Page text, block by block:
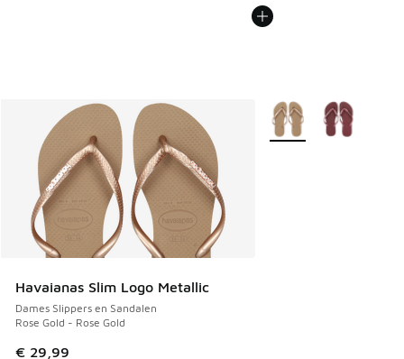
Havaianas Slim Logo Metallic
Dames Slippers en Sandalen
Rose Gold - Rose Gold
€ 29,99
Meer kleuren